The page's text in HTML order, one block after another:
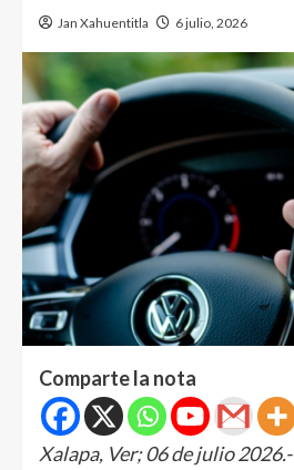
Jan Xahuentitla 6 julio, 2026
Comparte la nota
Xalapa, Ver; 06 de julio 2026.-